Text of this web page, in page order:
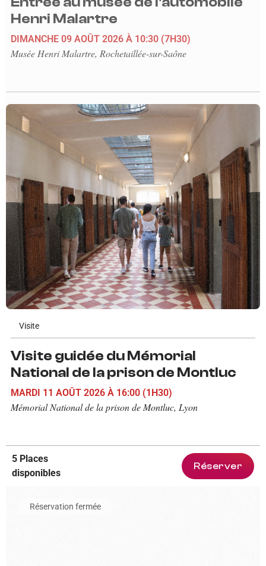
Henri Malartre
DIMANCHE 09 AOÛT 2026 À 10:30 (7H30)
Musée Henri Malartre, Rochetaillée-sur-Saône
En savoir plus sur l'événement Visite guidée du Mémorial
Visite
Visite guidée du Mémorial
National de la prison de Montluc
MARDI 11 AOÛT 2026 À 16:00 (1H30)
Mémorial National de la prison de Montluc, Lyon
5 Places
disponibles
Réserver
Réservation fermée